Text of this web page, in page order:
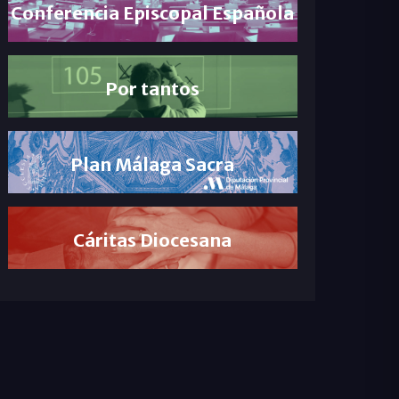
Conferencia Episcopal Española
Por tantos
Plan Málaga Sacra
Cáritas Diocesana